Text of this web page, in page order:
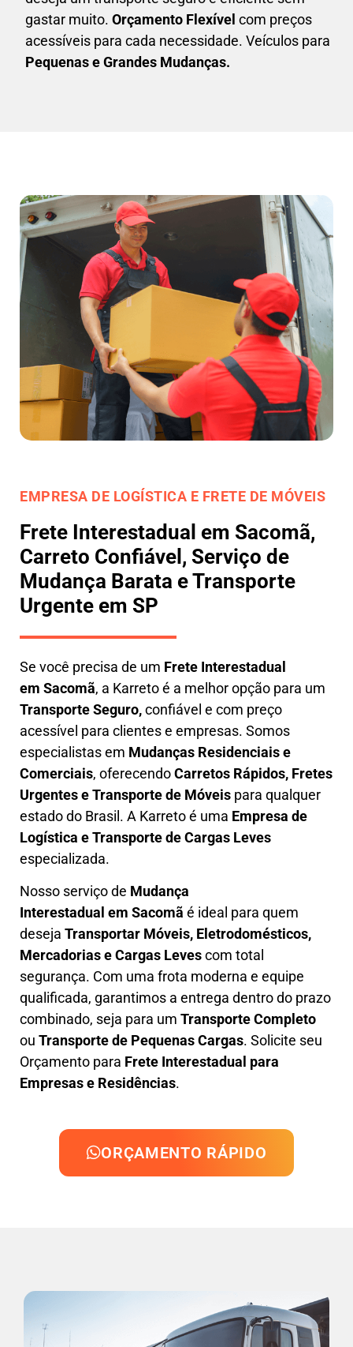
gastar muito. Orçamento Flexível com preços
acessíveis para cada necessidade. Veículos para
Pequenas e Grandes Mudanças.
EMPRESA DE LOGÍSTICA E FRETE DE MÓVEIS
Frete Interestadual em Sacomã,
Carreto Confiável, Serviço de
Mudança Barata e Transporte
Urgente em SP
Se você precisa de um Frete Interestadual
em Sacomã, a Karreto é a melhor opção para um
Transporte Seguro,confiável e com preço
acessível para clientes e empresas. Somos
especialistas em Mudanças Residenciais e
Comerciais, oferecendoCarretos Rápidos, Fretes
Urgentes e Transporte de Móveis para qualquer
estado do Brasil. A Karretoé uma Empresa de
Logística e Transporte de Cargas Leves
especializada.
Nosso serviço de Mudança
Interestadual em Sacomã é ideal para quem
deseja Transportar Móveis, Eletrodomésticos,
Mercadorias e Cargas Levescom total
segurança. Com uma frota moderna e equipe
qualificada, garantimos a entrega dentro do prazo
combinado, seja para um Transporte Completo
ou Transporte de Pequenas Cargas. Solicite seu
Orçamento para Frete Interestadual para
Empresas e Residências.
ORÇAMENTO RÁPIDO